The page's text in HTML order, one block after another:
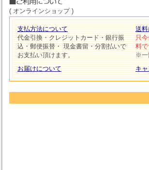
( オンラインショップ )
支払方法について
代金引換・クレジットカード・銀行振
込・郵便振替・ 現金書留・分割払いで
お支払い頂けます。
お届けについて
送
只
料
※一
キ